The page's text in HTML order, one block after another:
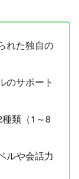
れた独自の
のサポート
類（1～8
ルや会話力